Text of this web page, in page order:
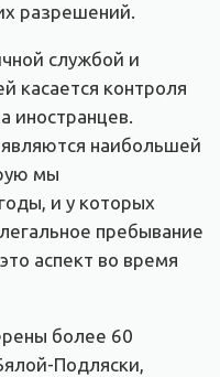
разрешений.
службой и
касается контроля
иностранцев.
наибольшей
мы
и у которых
пребывание
аспект во время
более 60
Подляски,